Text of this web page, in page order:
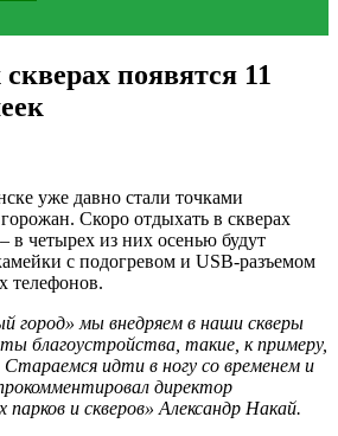
появятся 11
уже давно стали точками
Скоро отдыхать в скверах
в четырех из них осенью будут
с подогревом и USB-разъемом
телефонов.
город» мы внедряем в наши скверы
благоустройства, такие, к примеру,
Стараемся идти в ногу со временем и
директор
парков и скверов» Александр Накай.